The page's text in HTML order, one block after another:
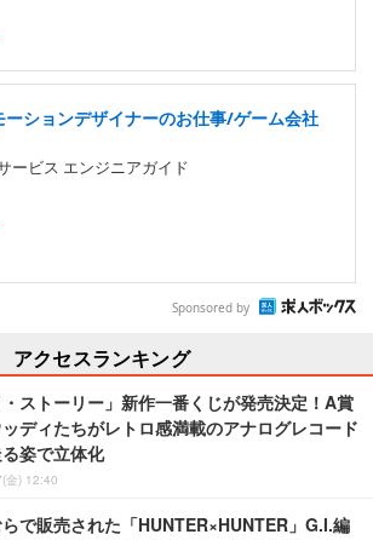
ーションデザイナーのお仕事/ゲーム会社
ービス エンジニアガイド
Sponsored by
アクセスランキング
・ストーリー」新作一番くじが発売決定！A賞
ディたちがレトロ感満載のアナログレコード
る姿で立体化
金) 12:40
らで販売された「HUNTER×HUNTER」G.I.編